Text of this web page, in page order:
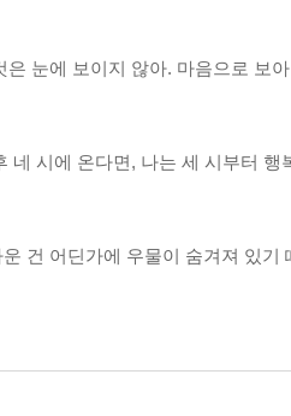
은 눈에 보이지 않아. 마음으로 보아
네 시에 온다면, 나는 세 시부터 행
건 어딘가에 우물이 숨겨져 있기